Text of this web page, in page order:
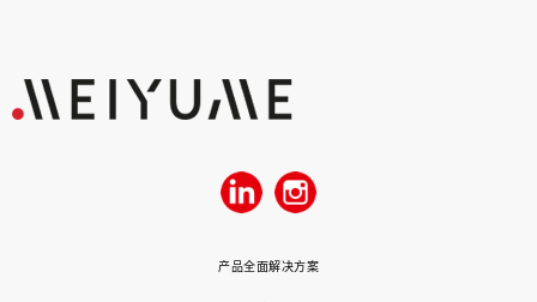
产品全面解决方案